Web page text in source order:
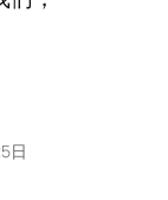
日